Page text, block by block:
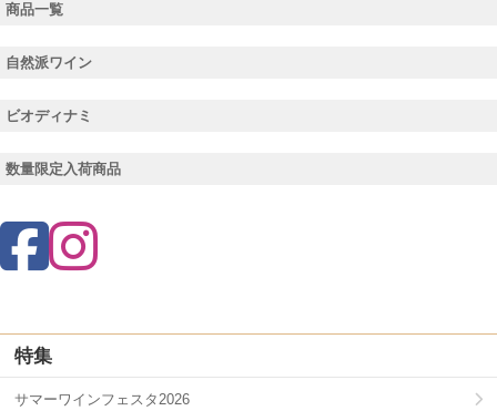
商品一覧
自然派ワイン
ビオディナミ
数量限定入荷商品
特集
サマーワインフェスタ2026